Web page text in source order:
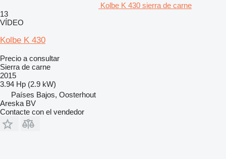
Kolbe K 430 sierra de carne
13
VÍDEO
Kolbe K 430
Precio a consultar
Sierra de carne
2015
3.94 Hp (2.9 kW)
Países Bajos, Oosterhout
Areska BV
Contacte con el vendedor